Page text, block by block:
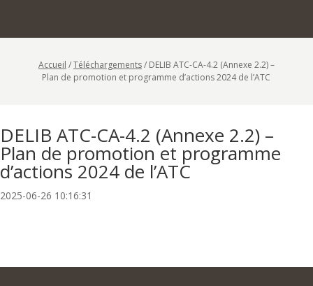
Accueil /Téléchargements/ DELIB ATC-CA-4.2 (Annexe 2.2) –
Plan de promotion et programme d’actions 2024 de l’ATC
DELIB ATC-CA-4.2 (Annexe 2.2) –
Plan de promotion et programme
d’actions 2024 de l’ATC
2025-06-26 10:16:31